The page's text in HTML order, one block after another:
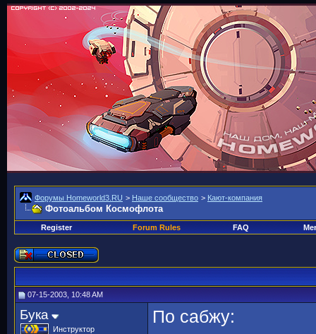
Форумы Homeworld3.RU > Наше сообщество > Кают-компания
Фотоальбом Космофлота
Register Forum Rules FAQ
07-15-2003, 10:48 AM
Бука
Инструктор
По сабжу: